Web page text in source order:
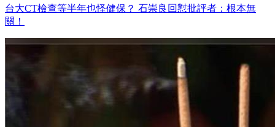
台大CT檢查等半年也怪健保？ 石崇良回懟批評者：根本無
關！